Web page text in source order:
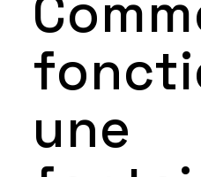
une